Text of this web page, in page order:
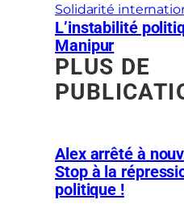
Solidarité
L’instabilité
Manipur
PLUS DE
Alex arrêté à
Stop à la
politique !